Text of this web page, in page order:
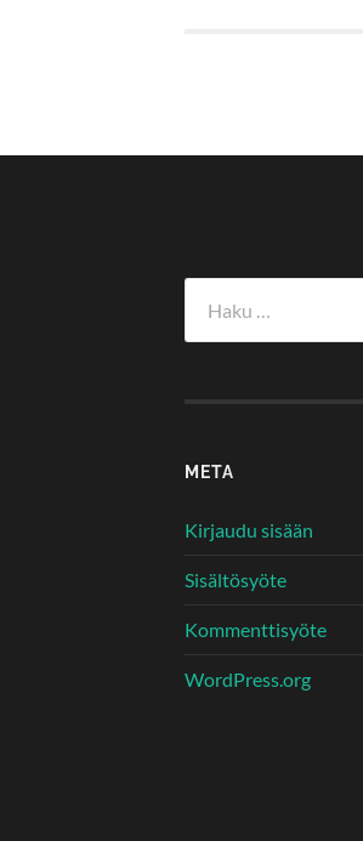
META
Kirjaudu sisään
Sisältösyöte
Kommenttisyöte
WordPress.org